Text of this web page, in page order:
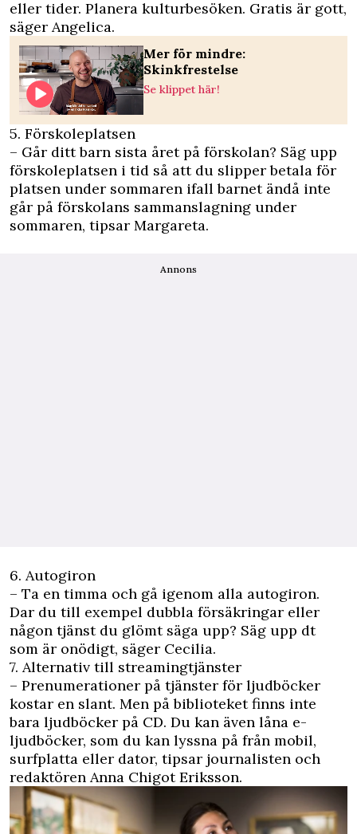
eller tider. Planera kulturbesöken. Gratis är gott,
säger Angelica.
Mer för mindre:
Skinkfrestelse
Se klippet här!
5. Förskoleplatsen
– Går ditt barn sista året på förskolan? Säg upp
förskoleplatsen i tid så att du slipper betala för
platsen under sommaren ifall barnet ändå inte
går på förskolans sammanslagning under
sommaren, tipsar Margareta.
Annons
6. Autogiron
– Ta en timma och gå igenom alla autogiron.
Dar du till exempel dubbla försäkringar eller
någon tjänst du glömt säga upp? Säg upp dt
som är onödigt, säger Cecilia.
7. Alternativ till streamingtjänster
– Prenumerationer på tjänster för ljudböcker
kostar en slant. Men på biblioteket finns inte
bara ljudböcker på CD. Du kan även låna e-
ljudböcker, som du kan lyssna på från mobil,
surfplatta eller dator, tipsar journalisten och
redaktören Anna Chigot Eriksson.